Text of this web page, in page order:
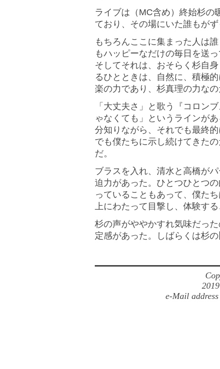
ライブは（MC含め）終始杉の
ており、その場にいた誰もが
もちろんここに集まった人は
もハッピーなだけの毎日を送
そしてそれは、おそらく杉自
るひとときは、自然に、積極
楽の力であり、杉真理の力な
「大丈夫さ」と歌う『コロ
ゃなくても」というラインが
分知りながら、それでも最終
でも僕たちに示し続けてきた
だ。
ブラスを入れ、清水と高橋が
迫力があった。ひとつひとつ
っていることもあって、僕た
上にわたって目撃し、体験す
杉の声がややかすれ気味だっ
定感があった。しばらくは杉
e-Mail